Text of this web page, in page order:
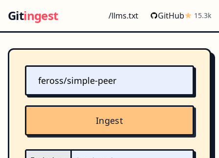
Gitingest /llms.txt GitHub 15.3k
Ingest